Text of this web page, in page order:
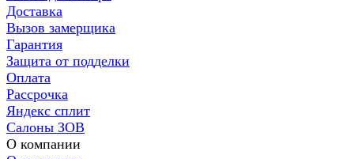
Доставка
Вызов замерщика
Гарантия
Защита от подделки
Оплата
Рассрочка
Яндекс сплит
Салоны ЗОВ
О компании